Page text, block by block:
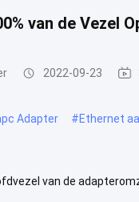
van de Vezel
2022-09-23
Adapter #Ethernet
van de